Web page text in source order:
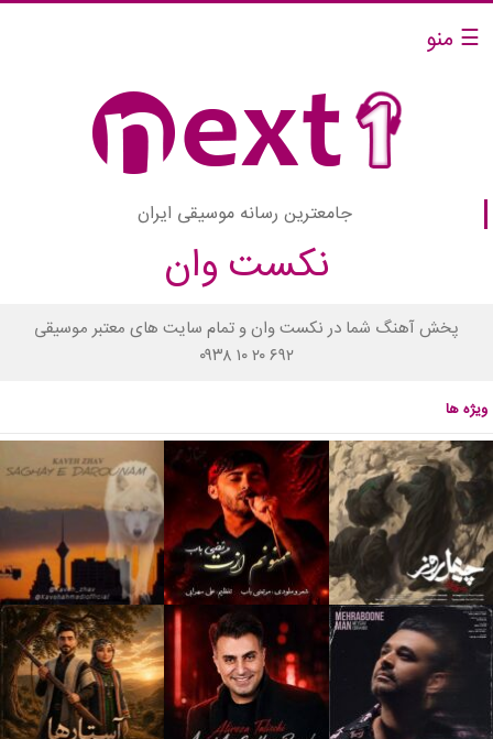
☰ منو
جامعترین رسانه موسیقی ایران
نکست وان
پخش آهنگ شما در نکست وان و تمام سایت های معتبر موسیقی
۰۹۳۸ ۱۰ ۲۰ ۶۹۲
ویژه ها